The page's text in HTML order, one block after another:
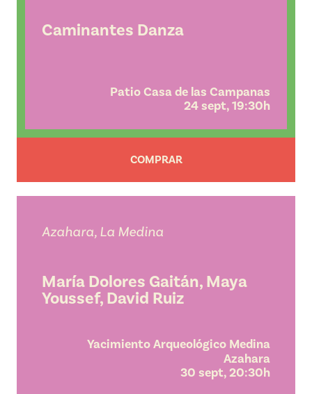
Caminantes Danza
Patio Casa de las Campanas
24 sept, 19:30h
COMPRAR
Azahara, La Medina
María Dolores Gaitán, Maya
Youssef, David Ruiz
Yacimiento Arqueológico Medina
Azahara
30 sept, 20:30h